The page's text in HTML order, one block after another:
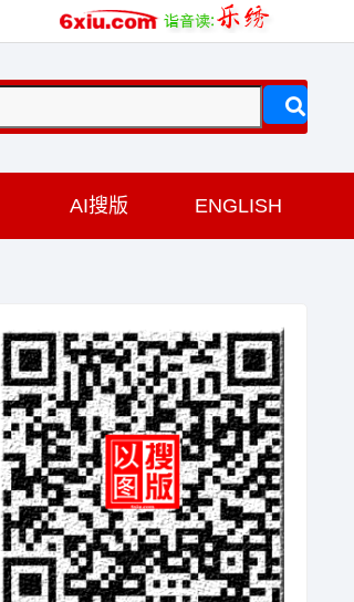
AI搜版 ENGLISH